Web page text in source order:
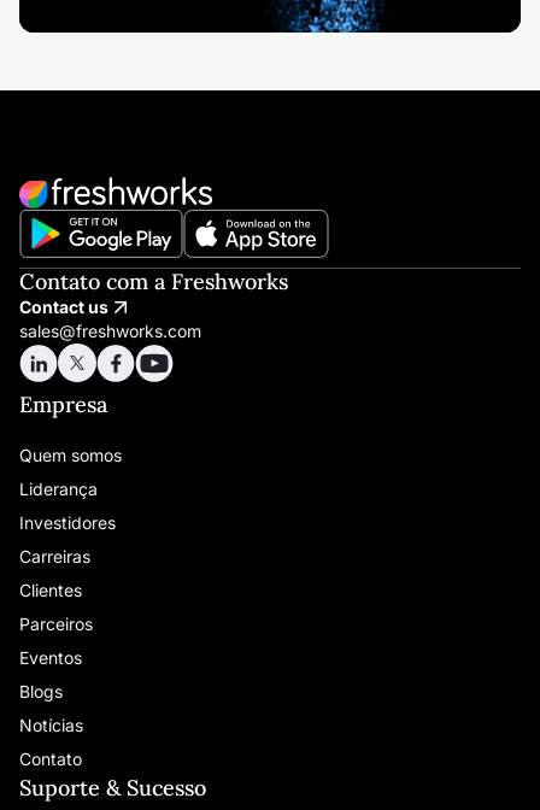
Contato com a Freshworks
Contact us
sales@freshworks.com
Empresa
Quem somos
Liderança
Investidores
Carreiras
Clientes
Parceiros
Eventos
Blogs
Notícias
Contato
Suporte & Sucesso